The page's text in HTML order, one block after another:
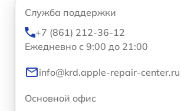
Служба поддержки
+7 (861) 212-36-12
Ежедневно с 9:00 до 21:00
info@krd.apple-repair-center.ru
Основной офис